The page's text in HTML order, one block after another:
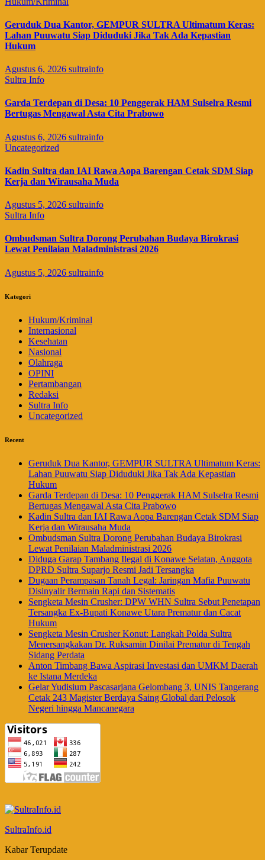
Geruduk Dua Kantor, GEMPUR SULTRA Ultimatum Keras:
Lahan Puuwatu Siap Diduduki Jika Tak Ada Kepastian
Hukum
Agustus 6, 2026 sultrainfo
Sultra Info
Garda Terdepan di Desa: 10 Penggerak HAM Sulselra Resmi
Bertugas Mengawal Asta Cita Prabowo
Agustus 6, 2026 sultrainfo
Uncategorized
Kadin Sultra dan IAI Rawa Aopa Barengan Cetak SDM Siap
Kerja dan Wirausaha Muda
Agustus 5, 2026 sultrainfo
Sultra Info
Ombudsman Sultra Dorong Perubahan Budaya Birokrasi
Lewat Penilaian Maladministrasi 2026
Agustus 5, 2026 sultrainfo
Kategori
Hukum/Kriminal
Internasional
Kesehatan
Nasional
Olahraga
OPINI
Pertambangan
Redaksi
Sultra Info
Uncategorized
Recent
Geruduk Dua Kantor, GEMPUR SULTRA Ultimatum Keras:
Lahan Puuwatu Siap Diduduki Jika Tak Ada Kepastian
Hukum
Garda Terdepan di Desa: 10 Penggerak HAM Sulselra Resmi
Bertugas Mengawal Asta Cita Prabowo
Kadin Sultra dan IAI Rawa Aopa Barengan Cetak SDM Siap
Kerja dan Wirausaha Muda
Ombudsman Sultra Dorong Perubahan Budaya Birokrasi
Lewat Penilaian Maladministrasi 2026
Diduga Garap Tambang Ilegal di Konawe Selatan, Anggota
DPRD Sultra Suparjo Resmi Jadi Tersangka
Dugaan Perampasan Tanah Legal: Jaringan Mafia Puuwatu
Disinyalir Bermain Rapi dan Sistematis
Sengketa Mesin Crusher: DPW WHN Sultra Sebut Penetapan
Tersangka Ex-Bupati Konawe Utara Prematur dan Cacat
Hukum
Sengketa Mesin Crusher Konut: Langkah Polda Sultra
Menersangkakan Dr. Ruksamin Dinilai Prematur di Tengah
Sidang Perdata
Anton Timbang Bawa Aspirasi Investasi dan UMKM Daerah
ke Istana Merdeka
Gelar Yudisium Pascasarjana Gelombang 3, UNIS Tangerang
Cetak 243 Magister Berdaya Saing Global dari Pelosok
Negeri hingga Mancanegara
SultraInfo.id
Kabar Terupdate